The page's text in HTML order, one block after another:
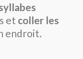
et coller les
endroit.